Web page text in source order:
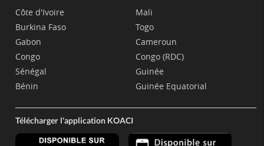
Côte d'Ivoire
Burkina Faso
Gabon
Congo
Sénégal
Bénin
Mali
Togo
Cameroun
Congo (RDC)
Guinée
Guinée Equatorial
Télécharger l'application KOACI